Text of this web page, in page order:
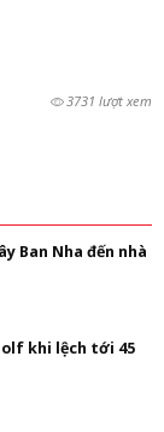
3731 lượt xem
Ban Nha đến nhà
khi lệch tới 45